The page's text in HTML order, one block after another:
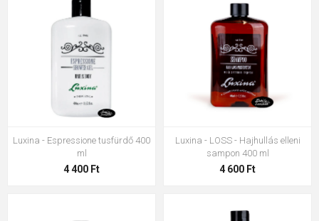
Luxina - Espressione tusfürdő 400
ml
4 400 Ft
Luxina - LOSS - Hajhullás elleni
sampon 400 ml
4 600 Ft